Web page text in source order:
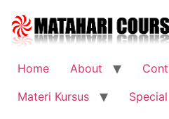
content
Home
About
Materi Kursus
Special